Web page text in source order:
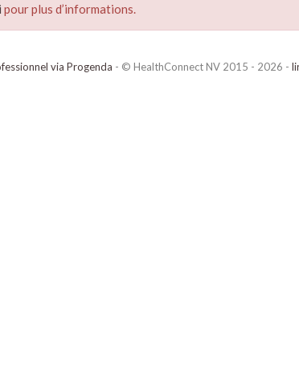
pour plus d’informations.
via Progenda - © HealthConnect NV 2015 - 2026 -